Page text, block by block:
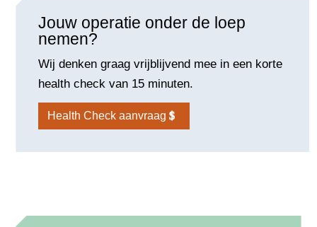
Jouw operatie onder de loep
nemen?
Wij denken graag vrijblijvend mee in een korte
health check van 15 minuten.
Health Check aanvraag